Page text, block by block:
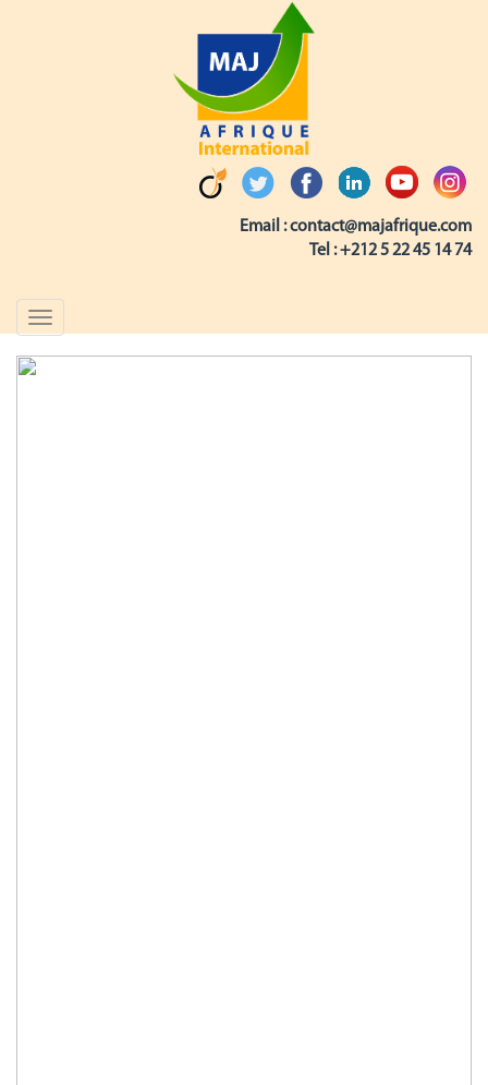
Email :contact@majafrique.com
Tel :+212 5 22 45 14 74
Toggle
navigation